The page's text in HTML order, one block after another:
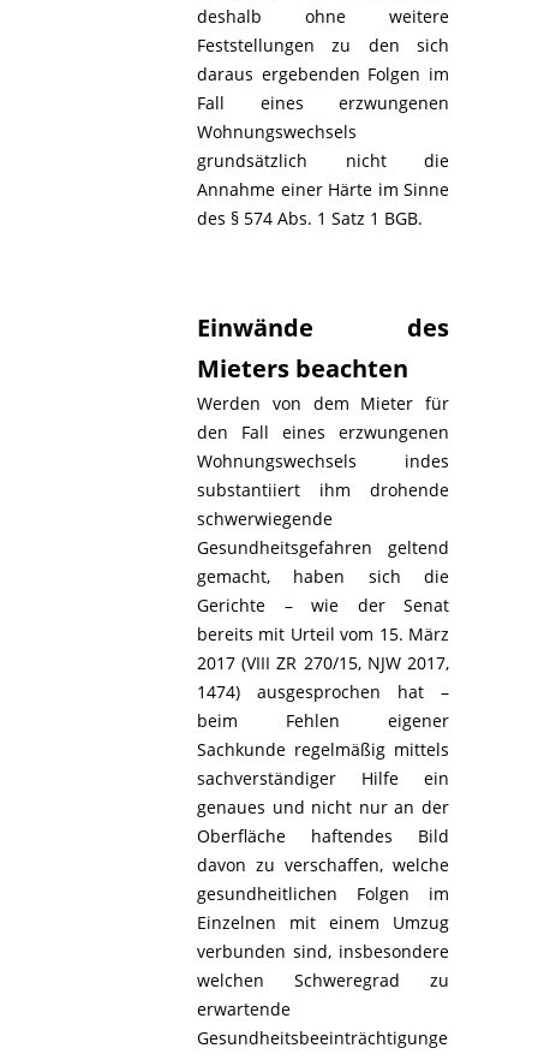
deshalb ohne weitere
Feststellungen zu den sich
daraus ergebenden Folgen im
Fall eines erzwungenen
Wohnungswechsels
grundsätzlich nicht die
Annahme einer Härte im Sinne
des § 574 Abs. 1 Satz 1 BGB.
Einwände des
Mieters beachten
Werden von dem Mieter für
den Fall eines erzwungenen
Wohnungswechsels indes
substantiiert ihm drohende
schwerwiegende
Gesundheitsgefahren geltend
gemacht, haben sich die
Gerichte – wie der Senat
bereits mit Urteil vom 15. März
2017 (VIII ZR 270/15, NJW 2017,
1474) ausgesprochen hat –
beim Fehlen eigener
Sachkunde regelmäßig mittels
sachverständiger Hilfe ein
genaues und nicht nur an der
Oberfläche haftendes Bild
davon zu verschaffen, welche
gesundheitlichen Folgen im
Einzelnen mit einem Umzug
verbunden sind, insbesondere
welchen Schweregrad zu
erwartende
Gesundheitsbeeinträchtigungen